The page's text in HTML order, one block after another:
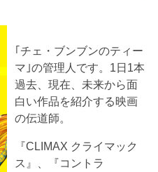
｢チェ・ブンブンのティー
マ｣の管理人です。1日1本
過去、現在、未来から面
白い作品を紹介する映画
の伝道師。
『CLIMAX クライマック
ス』、『コントラ